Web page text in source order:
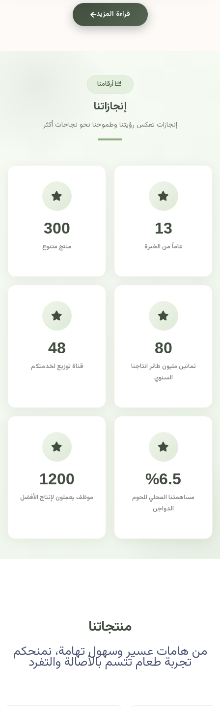
قراءة المزيد
أرقامنا
إنجازاتنا
إنجازات تعكس رؤيتنا وطموحنا نحو نجاحات أكثر
13
عاماً من الخبرة
300
منتج متنوع
80
ثمانين مليون طائر انتاجنا
السنوي
48
قناة توزيع لخدمتكم
%6.5
مساهمتنا المحلي للحوم
الدواجن
1200
موظف يعملون لإنتاج الأفضل
منتجاتنا
من هامات عسير وسهول تهامة، نمنحكم
تجربة طعام تتسم بالأصالة والتفرد